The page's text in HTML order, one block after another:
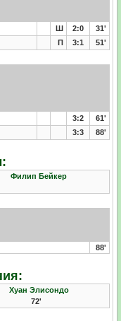
Ш 2:0
31'
П 3:1 51'
3:2
61'
3:3 88'
Филип Бейкер
88'
Хуан Элисондо
72'